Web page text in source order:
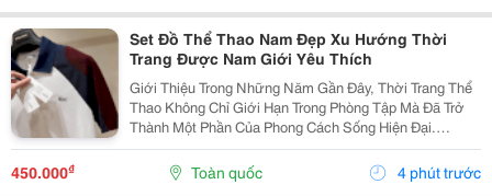
Set Đồ Thể Thao Nam Đẹp Xu Hướng Thời
Trang Được Nam Giới Yêu Thích
Giới Thiệu Trong Những Năm Gần Đây, Thời Trang Thể
Thao Không Chỉ Giới Hạn Trong Phòng Tập Mà Đã Trở
Thành Một Phần Của Phong Cách Sống Hiện Đại.
Những Mẫu Set Đồ Thể Thao Nam Đẹp Được Nhiều
Nam Giới Lựa Chọn Bởi Sự Kết Hợp Hài Hòa Giữa Tính
Thẩm...
450.000₫ Toàn quốc 4 phút trước